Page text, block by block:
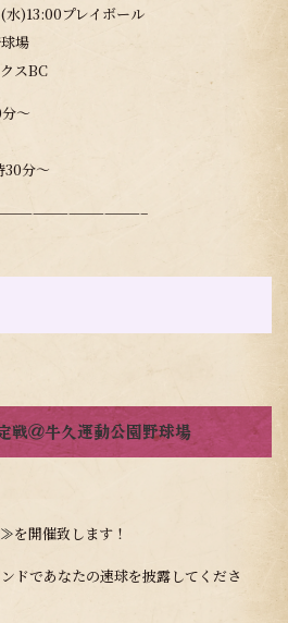
プレイボール
場
スBC
～
30分～
戦＠牛久運動公園野球場
≫を開催致します！
ドであなたの速球を披露してくださ